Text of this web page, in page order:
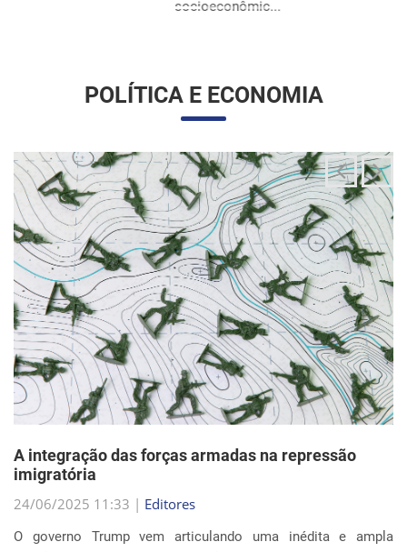
POLÍTICA E ECONOMIA
A integração das forças armadas na repressão
imigratória